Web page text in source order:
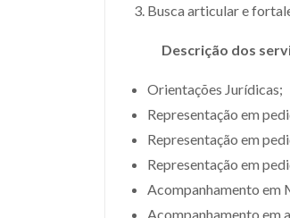
Busca articular e
Descrição dos
Orientações Jurídicas;
Representação em
Representação em
Representação em
Acompanhamento em
Acompanhamento em